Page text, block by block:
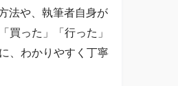
法や、執筆者自身が
買った」「行った」
、わかりやすく丁寧